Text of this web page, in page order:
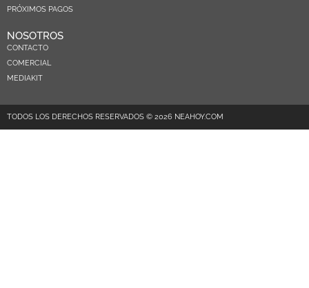
PRÓXIMOS PAGOS
NOSOTROS
CONTACTO
COMERCIAL
MEDIAKIT
TODOS LOS DERECHOS RESERVADOS © 2026 NEAHOY.COM